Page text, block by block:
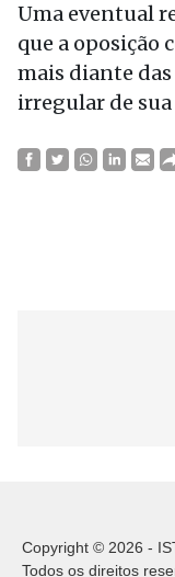
Uma eventual
que a oposição
mais diante
irregular de
Copyright © 2026 -
Todos os direitos